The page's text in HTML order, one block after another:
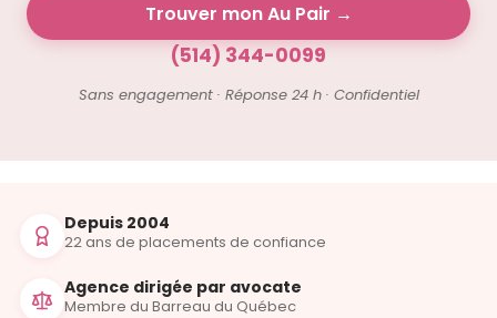
Trouver mon Au Pair →
(514) 344-0099
Sans engagement · Réponse 24 h · Confidentiel
Depuis 2004
22 ans de placements de confiance
Agence dirigée par avocate
Membre du Barreau du Québec